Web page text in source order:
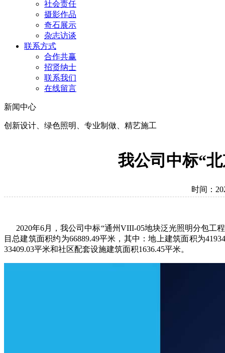
社会责任
摄影作品
奇石展示
杂志访谈
联系方式
合作共赢
招贤纳士
联系我们
在线留言
新闻中心
创新设计、绿色照明、专业制做、精艺施工
我公司中标“
时间：
2020年6月，我公司中标“通州VIII-05地块泛光照明分包工
目总建筑面积约为66889.49平米，其中：地上建筑面积为
33409.03平米和社区配套设施建筑面积1636.45平米。